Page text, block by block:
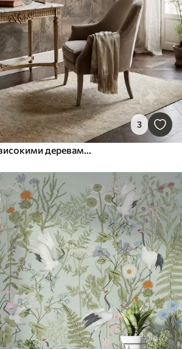
3
Панорамний ліс із високими деревами у ніжних, теплих тонах